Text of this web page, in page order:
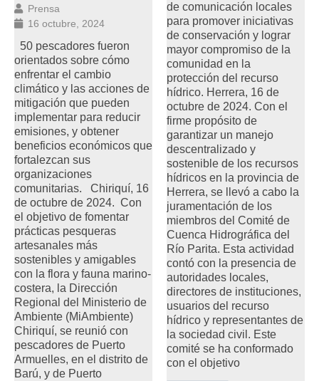
Prensa
16 octubre, 2024
50 pescadores fueron
orientados sobre cómo
enfrentar el cambio
climático y las acciones de
mitigación que pueden
implementar para reducir
emisiones, y obtener
beneficios económicos que
fortalezcan sus
organizaciones
comunitarias. Chiriquí, 16
de octubre de 2024. Con
el objetivo de fomentar
prácticas pesqueras
artesanales más
sostenibles y amigables
con la flora y fauna marino-
costera, la Dirección
Regional del Ministerio de
Ambiente (MiAmbiente)
Chiriquí, se reunió con
pescadores de Puerto
Armuelles, en el distrito de
Barú, y de Puerto
de comunicación locales
para promover iniciativas
de conservación y lograr
mayor compromiso de la
comunidad en la
protección del recurso
hídrico. Herrera, 16 de
octubre de 2024. Con el
firme propósito de
garantizar un manejo
descentralizado y
sostenible de los recursos
hídricos en la provincia de
Herrera, se llevó a cabo la
juramentación de los
miembros del Comité de
Cuenca Hidrográfica del
Río Parita. Esta actividad
contó con la presencia de
autoridades locales,
directores de instituciones,
usuarios del recurso
hídrico y representantes de
la sociedad civil. Este
comité se ha conformado
con el objetivo